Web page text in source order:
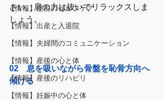
【情報】産前のセルフケア
【情報】出産と入退院
【情報】夫婦間のコミュニケーション
【情報】産後の心と体
【情報】産後のリハビリ
【情報】妊娠中の心と体
さい。肩の力は抜いてリラックスしま
しょう。
02　息を吸いながら骨盤を恥骨方向へ
傾ける